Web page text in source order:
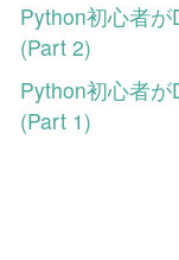
Python初心者
(Part 2)
Python初心者
(Part 1)